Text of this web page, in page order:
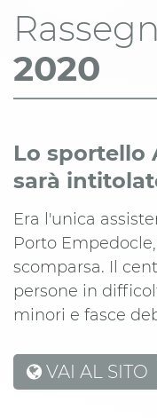
2020
Lo sportello
sarà
Era l'unica
Porto
scomparsa. Il
persone in
minori e fasce
VAI AL SITO